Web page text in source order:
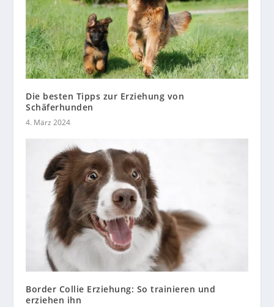
Die besten Tipps zur Erziehung von
Schäferhunden
4. März 2024
Border Collie Erziehung: So trainieren und
erziehen ihn